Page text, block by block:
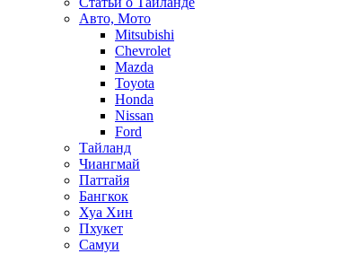
Авто, Мото
Mitsubishi
Chevrolet
Mazda
Toyota
Honda
Nissan
Ford
Тайланд
Чиангмай
Паттайя
Бангкок
Хуа Хин
Пхукет
Самуи